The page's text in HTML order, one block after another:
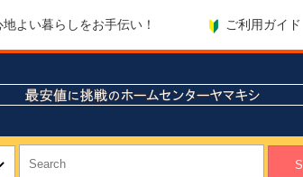
よい暮らしをお手伝い！ ご利用ガイド